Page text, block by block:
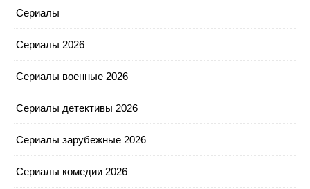
Сериалы
Сериалы 2026
Сериалы военные 2026
Сериалы детективы 2026
Сериалы зарубежные 2026
Сериалы комедии 2026